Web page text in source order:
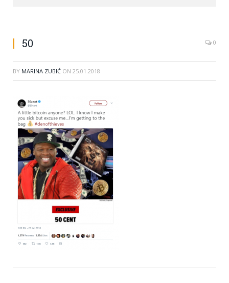
50 0
BY MARINA ZUBIĆ ON 25.01.2018